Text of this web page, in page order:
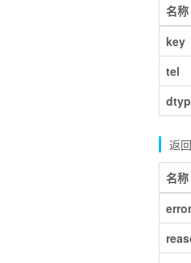
名称
key
tel
返
名称